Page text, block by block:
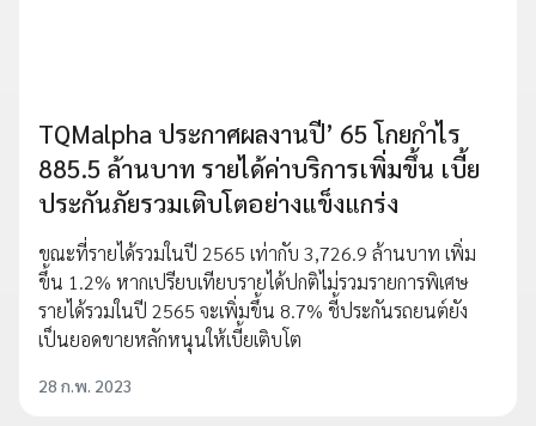
TQMalpha ประกาศผลงานปี’ 65 โกยกำไร
885.5 ล้านบาท รายได้ค่าบริการเพิ่มขึ้น เบี้ย
ประกันภัยรวมเติบโตอย่างแข็งแกร่ง
ขณะที่รายได้รวมในปี 2565 เท่ากับ 3,726.9 ล้านบาท เพิ่ม
ขึ้น 1.2% หากเปรียบเทียบรายได้ปกติไม่รวมรายการพิเศษ
รายได้รวมในปี 2565 จะเพิ่มขึ้น 8.7% ชี้ประกันรถยนต์ยัง
เป็นยอดขายหลักหนุนให้เบี้ยเติบโต
28 ก.พ. 2023